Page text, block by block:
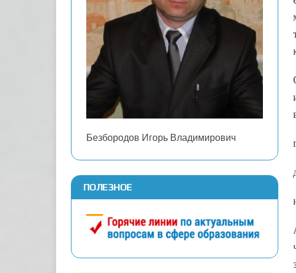
Безбородов Игорь Владимирович
ПОЛЕЗНОЕ